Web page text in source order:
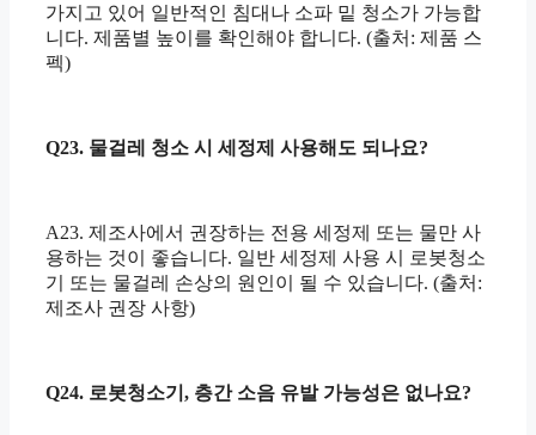
가지고 있어 일반적인 침대나 소파 밑 청소가 가능합
니다. 제품별 높이를 확인해야 합니다. (출처: 제품 스
펙)
Q23. 물걸레 청소 시 세정제 사용해도 되나요?
A23. 제조사에서 권장하는 전용 세정제 또는 물만 사
용하는 것이 좋습니다. 일반 세정제 사용 시 로봇청소
기 또는 물걸레 손상의 원인이 될 수 있습니다. (출처:
제조사 권장 사항)
Q24. 로봇청소기, 층간 소음 유발 가능성은 없나요?